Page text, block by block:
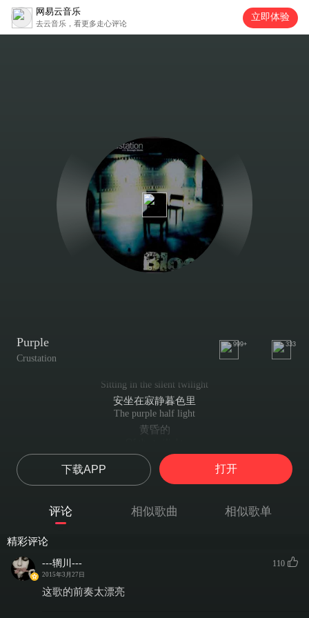
网易云音乐
去云音乐，看更多走心评论
立即体验
Purple
Crustation
999+ 333
Sitting in the silent twilight
安坐在寂静暮色里
The purple half light
黄昏的
紫色微光
Wrap the night around me
将夜幕带到我身旁
身披黑毯
Delights my senses
下载APP 打开
评论 相似歌曲 相似歌单
精彩评论
---辋川---
2015年3月27日
110
这歌的前奏太漂亮